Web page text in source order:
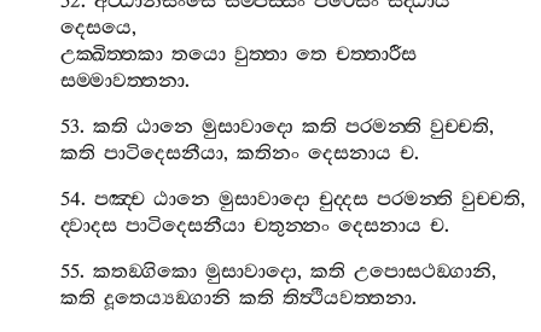
දෙසයෙ,
උක‍්ඛිත‍්තකා තයො වුත‍්තා තෙ චත‍්තාරීස
සම‍්මාවත‍්තනා.
53.කති ඨානෙ මුසාවාදො කති පරමන‍්ති වුච‍්චති,
කති පාටිදෙසනීයා,කතිනං දෙසනාය ච.
54.පඤ‍්ච ඨානෙ මුසාවාදො චුද‍්දස පරමන‍්ති වුච‍්චති,
ද‍්වාදස පාටිදෙසනීයා චතුන‍්නං දෙසනාය ච.
55.කතඞ‍්ගිකො මුසාවාදො,කති උපොසථඞ‍්ගානි,
කති දූතෙය්‍යඞ‍්ගානි කති තිත්‍ථියවත‍්තනා.